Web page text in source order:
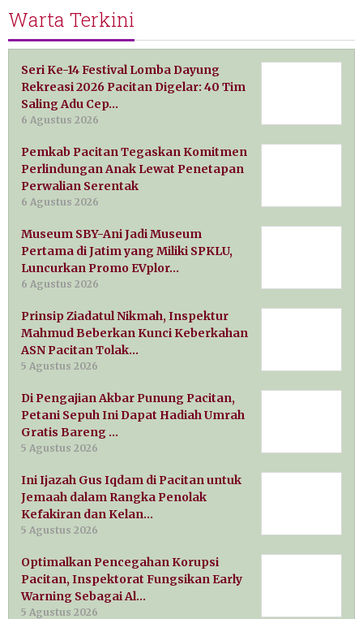
Warta Terkini
Seri Ke-14 Festival Lomba Dayung
Rekreasi 2026 Pacitan Digelar: 40 Tim
Saling Adu Cep…
6 Agustus 2026
Pemkab Pacitan Tegaskan Komitmen
Perlindungan Anak Lewat Penetapan
Perwalian Serentak
6 Agustus 2026
Museum SBY-Ani Jadi Museum
Pertama di Jatim yang Miliki SPKLU,
Luncurkan Promo EVplor…
6 Agustus 2026
Prinsip Ziadatul Nikmah, Inspektur
Mahmud Beberkan Kunci Keberkahan
ASN Pacitan Tolak…
5 Agustus 2026
Di Pengajian Akbar Punung Pacitan,
Petani Sepuh Ini Dapat Hadiah Umrah
Gratis Bareng …
5 Agustus 2026
Ini Ijazah Gus Iqdam di Pacitan untuk
Jemaah dalam Rangka Penolak
Kefakiran dan Kelan…
5 Agustus 2026
Optimalkan Pencegahan Korupsi
Pacitan, Inspektorat Fungsikan Early
Warning Sebagai Al…
5 Agustus 2026